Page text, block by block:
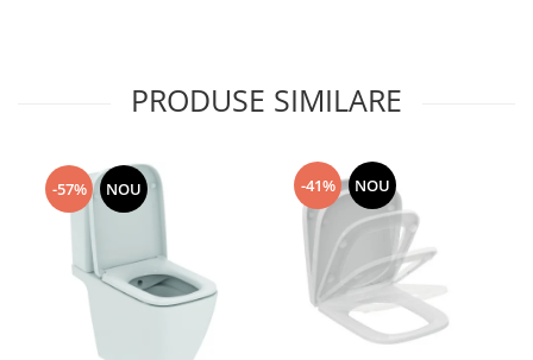
PRODUSE SIMILARE
-57% NOU -41% NOU